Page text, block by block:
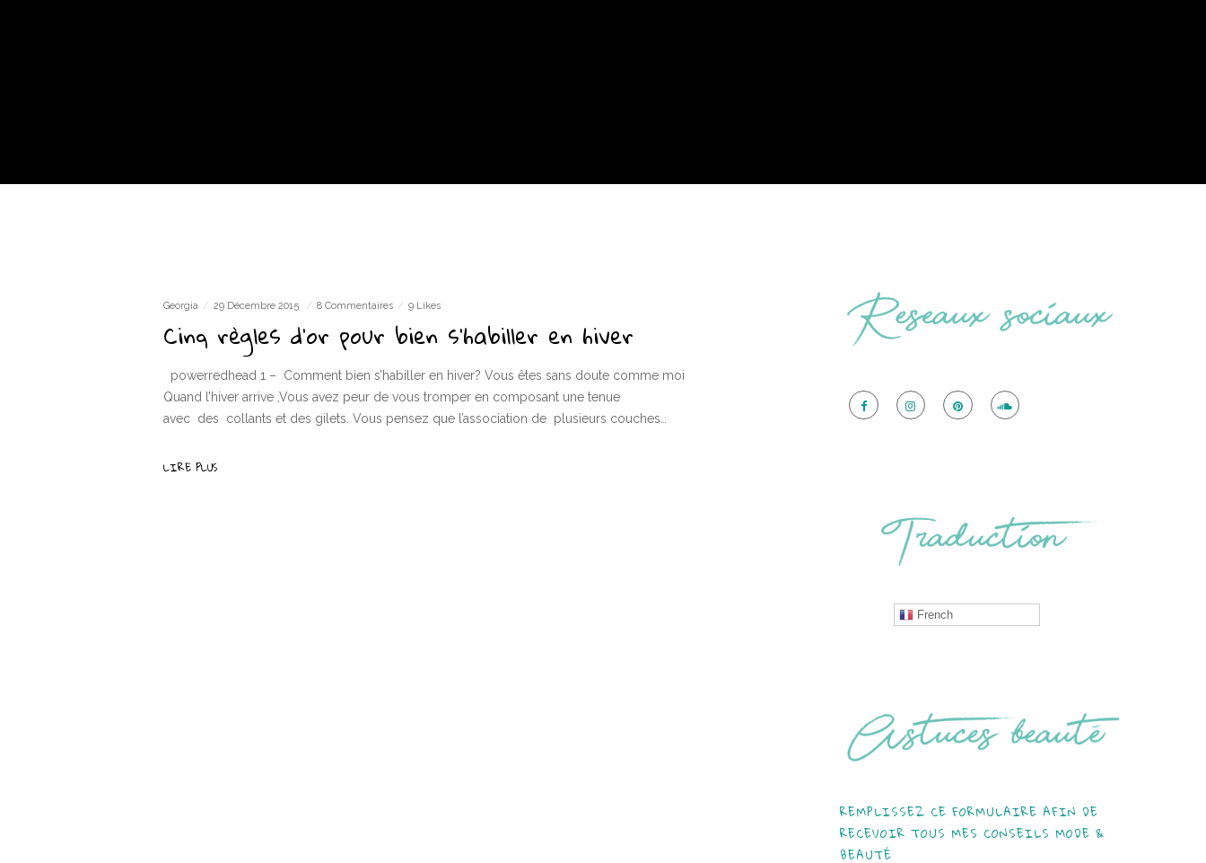
Georgia 29 Décembre 2015 8 Commentaires 9 Likes
Cinq règles d’or pour bien s’habiller en hiver
powerredhead 1 – Comment bien s’habiller en hiver? Vous êtes sans doute comme moi
Quand l’hiver arrive ,Vous avez peur de vous tromper en composant une tenue
avec des collants et des gilets. Vous pensez que l’association de plusieurs couches…
LIRE PLUS
French
REMPLISSEZ CE FORMULAIRE AFIN DE
RECEVOIR TOUS MES CONSEILS MODE &
BEAUTÉ